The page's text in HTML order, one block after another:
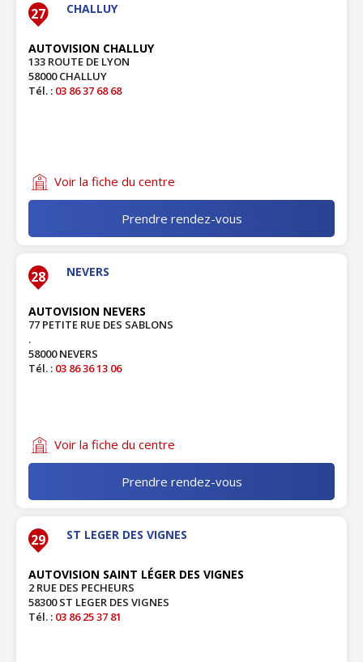
27 CHALLUY
AUTOVISION CHALLUY
133 ROUTE DE LYON
58000 CHALLUY
Tél. : 03 86 37 68 68
Voir la fiche du centre
Prendre rendez-vous
28 NEVERS
AUTOVISION NEVERS
77 PETITE RUE DES SABLONS
.
58000 NEVERS
Tél. : 03 86 36 13 06
Voir la fiche du centre
Prendre rendez-vous
29 ST LEGER DES VIGNES
AUTOVISION SAINT LÉGER DES VIGNES
2 RUE DES PECHEURS
58300 ST LEGER DES VIGNES
Tél. : 03 86 25 37 81